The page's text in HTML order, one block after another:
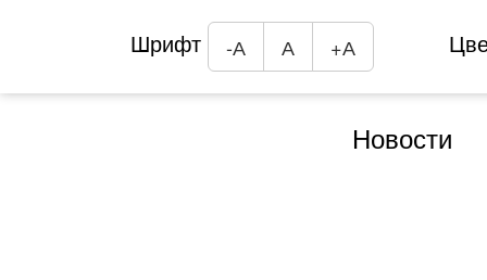
Шрифт -А А +А
Новости